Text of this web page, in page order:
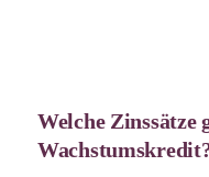
Welche Zinssätze